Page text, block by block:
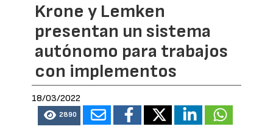
Krone y Lemken
presentan un sistema
autónomo para trabajos
con implementos
18/03/2022
2890